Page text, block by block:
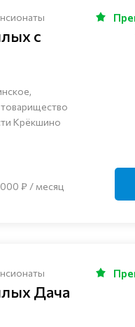
с
Крёкшино
₽ / месяц
Дача